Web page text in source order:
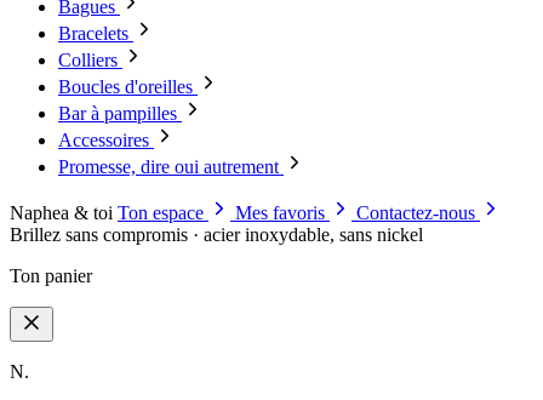
Bagues
Bracelets
Colliers
Boucles d'oreilles
Bar à pampilles
Accessoires
Promesse, dire oui autrement
Naphea & toi Ton espace Mes favoris
Contactez-nous
Brillez sans compromis · acier inoxydable, sans nickel
Ton panier
N.